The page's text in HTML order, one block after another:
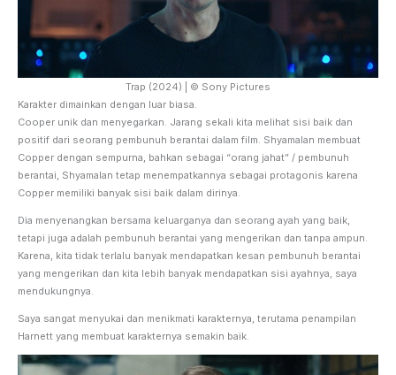
Trap (2024) | © Sony Pictures
Karakter dimainkan dengan luar biasa.
Cooper unik dan menyegarkan. Jarang sekali kita melihat sisi baik dan
positif dari seorang pembunuh berantai dalam film. Shyamalan membuat
Copper dengan sempurna, bahkan sebagai “orang jahat” / pembunuh
berantai, Shyamalan tetap menempatkannya sebagai protagonis karena
Copper memiliki banyak sisi baik dalam dirinya.
Dia menyenangkan bersama keluarganya dan seorang ayah yang baik,
tetapi juga adalah pembunuh berantai yang mengerikan dan tanpa ampun.
Karena, kita tidak terlalu banyak mendapatkan kesan pembunuh berantai
yang mengerikan dan kita lebih banyak mendapatkan sisi ayahnya, saya
mendukungnya.
Saya sangat menyukai dan menikmati karakternya, terutama penampilan
Harnett yang membuat karakternya semakin baik.